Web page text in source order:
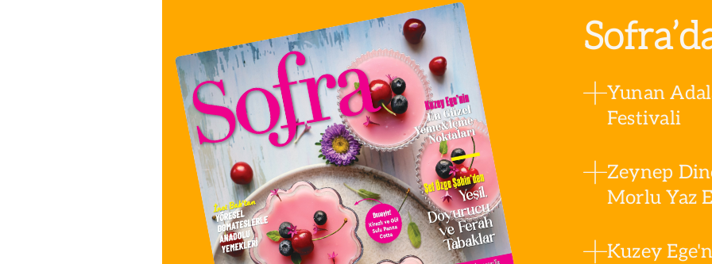
Yunan
Festivali
Zeynep
Morlu Yaz
Kuzey